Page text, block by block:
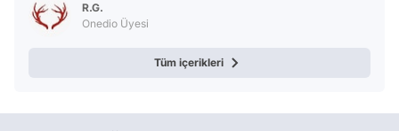
R.G.
Onedio Üyesi
Tüm içerikleri